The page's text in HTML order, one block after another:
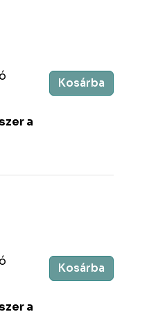
a
Kosárba
a
Kosárba